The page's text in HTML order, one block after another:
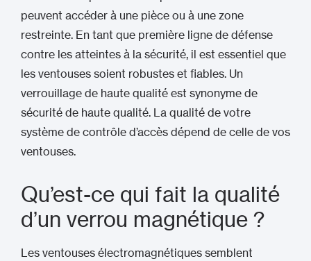
peuvent accéder à une pièce ou à une zone
restreinte. En tant que première ligne de défense
contre les atteintes à la sécurité, il est essentiel que
les ventouses soient robustes et fiables. Un
verrouillage de haute qualité est synonyme de
sécurité de haute qualité. La qualité de votre
système de contrôle d’accès dépend de celle de vos
ventouses.
Qu’est-ce qui fait la qualité
d’un verrou magnétique ?
Les ventouses électromagnétiques semblent